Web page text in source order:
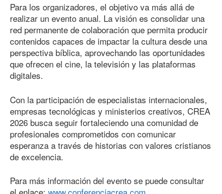
Para los organizadores, el objetivo va más allá de
realizar un evento anual. La visión es consolidar una
red permanente de colaboración que permita producir
contenidos capaces de impactar la cultura desde una
perspectiva bíblica, aprovechando las oportunidades
que ofrecen el cine, la televisión y las plataformas
digitales.
Con la participación de especialistas internacionales,
empresas tecnológicas y ministerios creativos, CREA
2026 busca seguir fortaleciendo una comunidad de
profesionales comprometidos con comunicar
esperanza a través de historias con valores cristianos
de excelencia.
Para más información del evento se puede consultar